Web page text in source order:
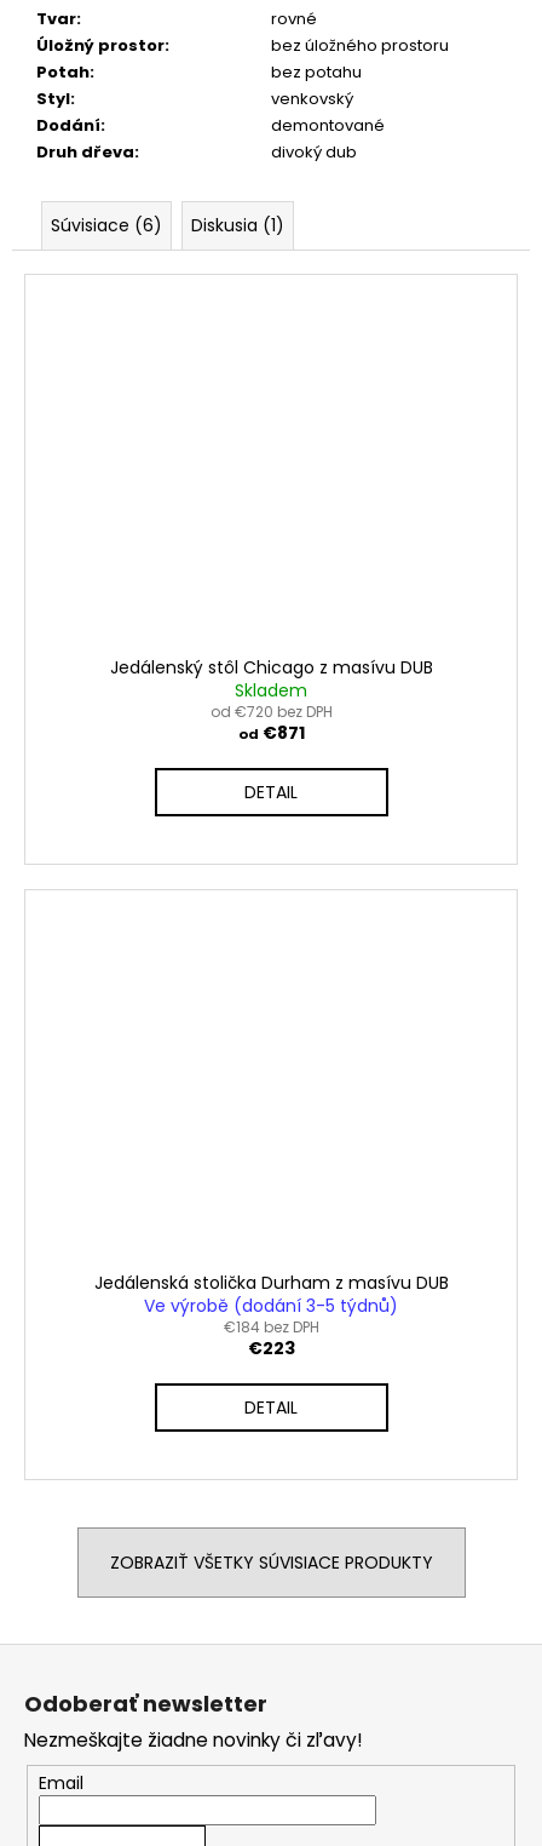
Tvar:
rovné
Úložný prostor:
bez úložného prostoru
Potah:
bez potahu
Styl:
venkovský
Dodání:
demontované
Druh dřeva: divoký dub
Súvisiace (6) Diskusia (1)
Jedálenský stôl Chicago z masívu DUB
Skladem
od €720 bez DPH
od €871
DETAIL
Jedálenská stolička Durham z masívu DUB
Ve výrobě (dodání 3-5 týdnů)
€184 bez DPH
€223
DETAIL
ZOBRAZIŤ VŠETKY SÚVISIACE PRODUKTY
Z
Odoberať newsletter
Nezmeškajte žiadne novinky či zľavy!
Email